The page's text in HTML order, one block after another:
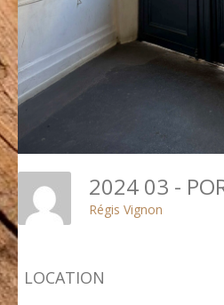
Régis Vignon
LOCATION